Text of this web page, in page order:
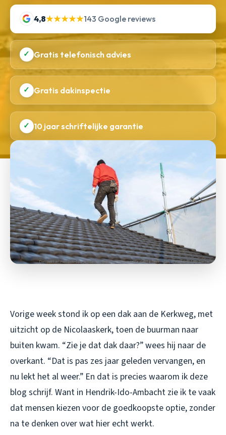
4,8★★★★★143 Google reviews
✓ Gratis telefonisch advies
✓ Gratis dakinspectie
✓ 10 jaar schriftelijke garantie
Vorige week stond ik op een dak aan de Kerkweg, met
uitzicht op de Nicolaaskerk, toen de buurman naar
buiten kwam. “Zie je dat dak daar?” wees hij naar de
overkant. “Dat is pas zes jaar geleden vervangen, en
nu lekt het al weer.” En dat is precies waarom ik deze
blog schrijf. Want in Hendrik-Ido-Ambacht zie ik te vaak
dat mensen kiezen voor de goedkoopste optie, zonder
na te denken over wat hier echt werkt.